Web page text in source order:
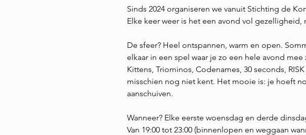
Sinds 2024 organiseren we vanuit Stichting de
Elke keer weer is het een avond vol
De sfeer? Heel ontspannen, warm en open.
elkaar in een spel waar je zo een hele avond
Kittens, Triominos, Codenames, 30 seconds,
misschien nog niet kent. Het mooie is: je hoeft
aanschuiven.
Wanneer? Elke eerste woensdag en derde
Van 19:00 tot 23:00 (binnenlopen en weggaan